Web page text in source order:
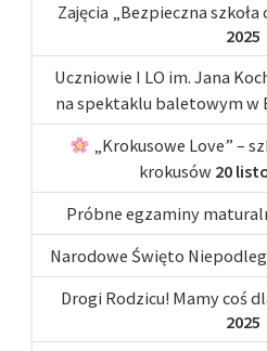
Zajęcia „Bezpieczna
2025
Uczniowie I LO im. Jana
na spektaklu baletowym w
„Krokusowe Love” –
krokusów 20
Próbne egzaminy
Narodowe Święto
Drogi Rodzicu! Mamy coś
2025